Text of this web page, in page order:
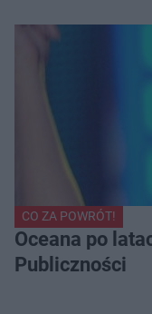
CO ZA POWRÓT!
Oceana po
Publiczności